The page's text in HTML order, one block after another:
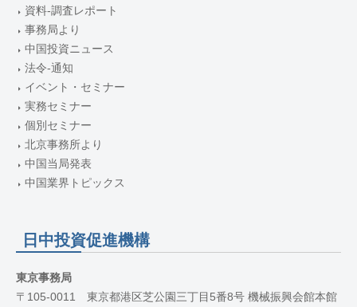
資料-調査レポート
事務局より
中国投資ニュース
法令-通知
イベント・セミナー
実務セミナー
個別セミナー
北京事務所より
中国当局発表
中国業界トピックス
日中投資促進機構
東京事務局
〒105-0011 東京都港区芝公園三丁目5番8号 機械振興会館本館